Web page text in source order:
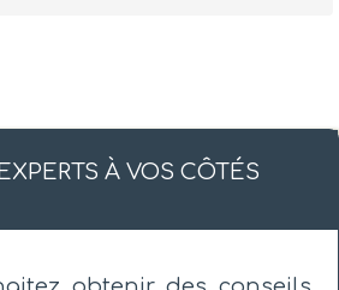
À VOS CÔTÉS